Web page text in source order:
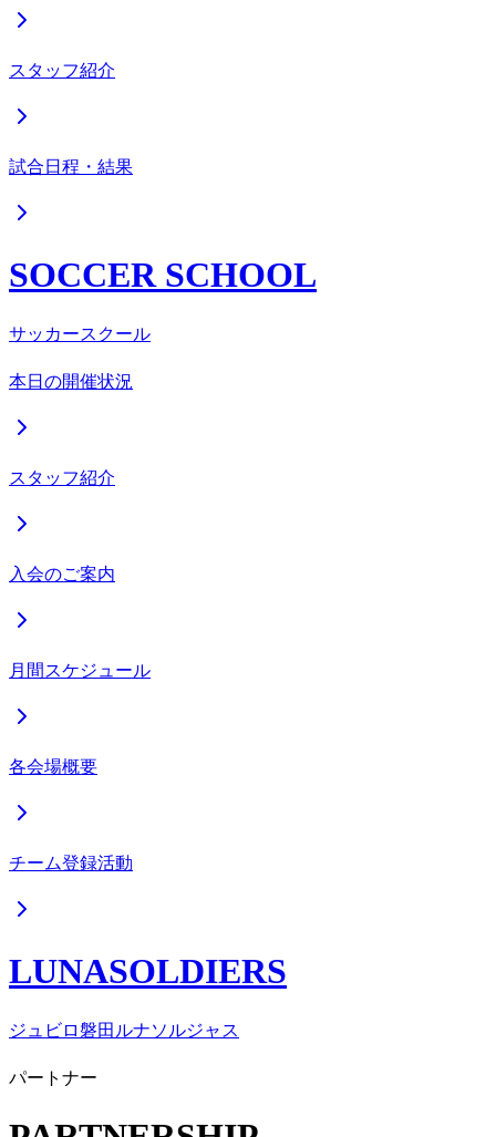
スタッフ紹介
試合日程・結果
SOCCER SCHOOL
サッカースクール
本日の開催状況
スタッフ紹介
入会のご案内
月間スケジュール
各会場概要
チーム登録活動
LUNASOLDIERS
ジュビロ磐田ルナソルジャス
パートナー